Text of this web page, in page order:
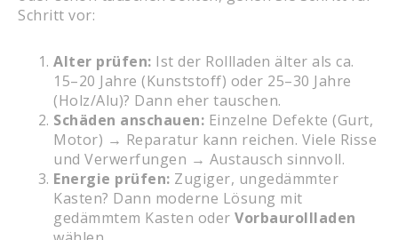
Schritt vor:
Alter prüfen: Ist der Rollladen älter als ca.
15–20 Jahre (Kunststoff) oder 25–30 Jahre
(Holz/Alu)? Dann eher tauschen.
Schäden anschauen: Einzelne Defekte (Gurt,
Motor) → Reparatur kann reichen. Viele Risse
und Verwerfungen → Austausch sinnvoll.
Energie prüfen: Zugiger, ungedämmter
Kasten? Dann moderne Lösung mit
gedämmtem Kasten oder Vorbaurollladen